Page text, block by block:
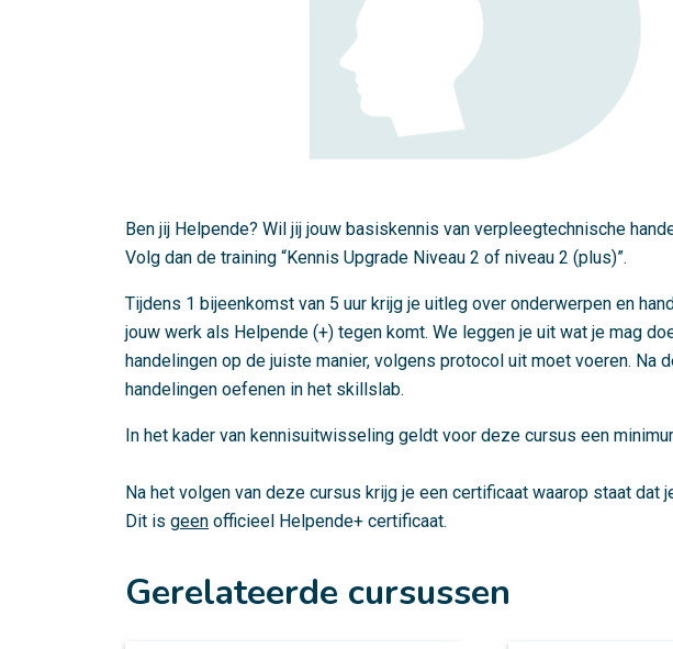
Ben jij Helpende? Wil jij jouw basiskennis van verpleegtechnische
Volg dan de training “Kennis Upgrade Niveau 2 of niveau 2 (plus)”.
Tijdens 1 bijeenkomst van 5 uur krijg je uitleg over onderwerpen en
jouw werk als Helpende (+) tegen komt. We leggen je uit wat je mag
handelingen op de juiste manier, volgens protocol uit moet voeren. Na
handelingen oefenen in het skillslab.
In het kader van kennisuitwisseling geldt voor deze cursus een
Na het volgen van deze cursus krijg je een certificaat waarop staat dat
Dit is geen officieel Helpende+ certificaat.
Gerelateerde cursussen